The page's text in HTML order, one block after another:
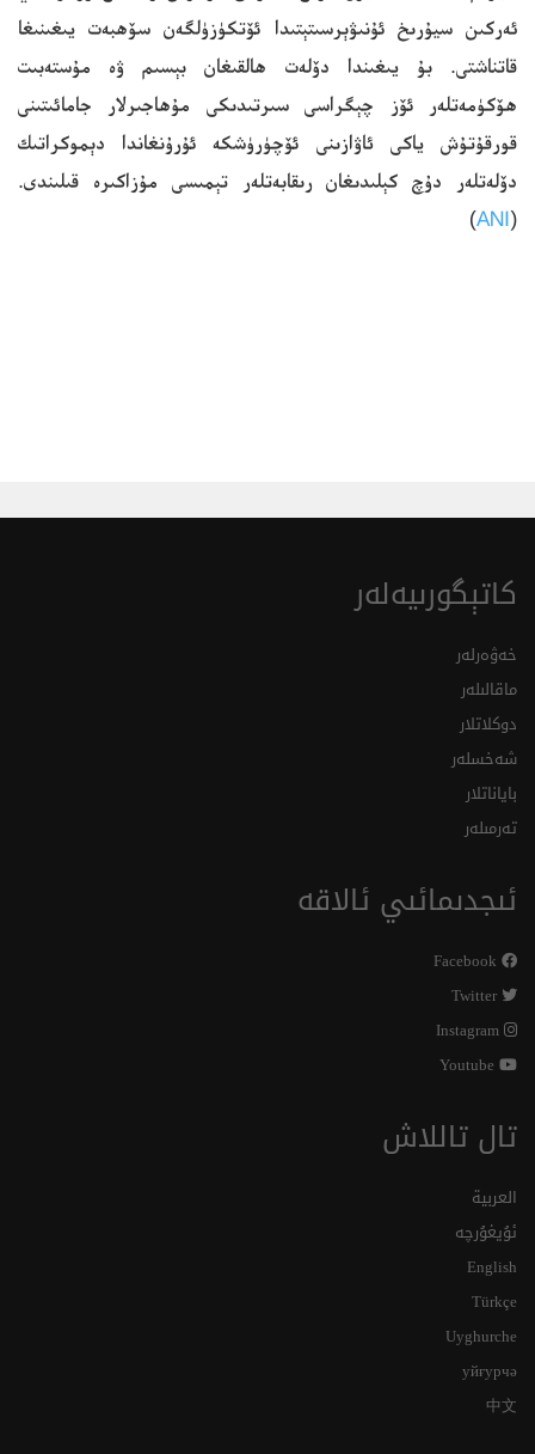
ئەركىن سيۇرىخ ئۇنىۋېرسىتېتىدا ئۆتكۈزۈلگەن سۆھبەت يىغىنىغا
قاتناشتى. بۇ يىغىندا دۆلەت ھالقىغان بېسىم ۋە مۇستەبىت
ھۆكۈمەتلەر ئۆز چېگراسى سىرتىدىكى مۇھاجىرلار جامائىتىنى
قورقۇتۇش ياكى ئاۋازىنى ئۆچۈرۈشكە ئۇرۇنغاندا دېموكراتىك
دۆلەتلەر دۇچ كېلىدىغان رىقابەتلەر تېمىسى مۇزاكىرە قىلىندى.
(
ANI
)
كاتېگورىيەلەر
خەۋەرلەر
ماقالىلەر
دوكلاتلار
شەخسلەر
باياناتلار
تەرمىلەر
ئىجدىمائىي ئالاقە
تال تاللاش
العربية
ئۇيغۇرچە
English
Türkçe
Uyghurche
уйғурчә
中文